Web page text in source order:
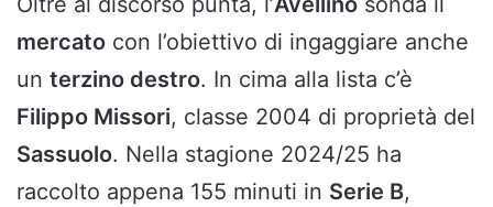
mercato con l’obiettivo di ingaggiare anche
un terzino destro. In cima alla lista c’è
Filippo Missori, classe 2004 di proprietà del
Sassuolo. Nella stagione 2024/25 ha
raccolto appena 155 minuti in Serie B,